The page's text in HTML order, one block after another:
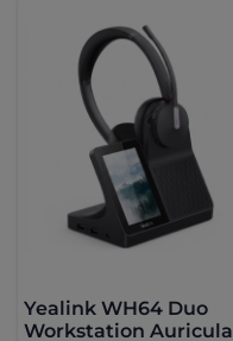
Yealink WH64 Duo
Workstation